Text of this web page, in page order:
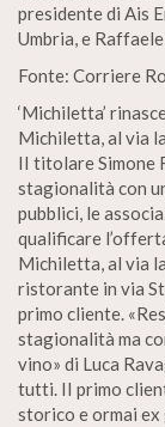
presidente di Ais
Umbria, e
Fonte: Corriere
‘Michiletta’
Michiletta, al via
II titolare Simone
stagionalità con
pubblici, le
qualificare
Michiletta, al via
ristorante in via
primo cliente.
stagionalità ma
vino» di Luca
tutti. II primo
storico e ormai ex